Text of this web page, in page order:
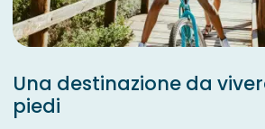
Una destinazione da
piedi